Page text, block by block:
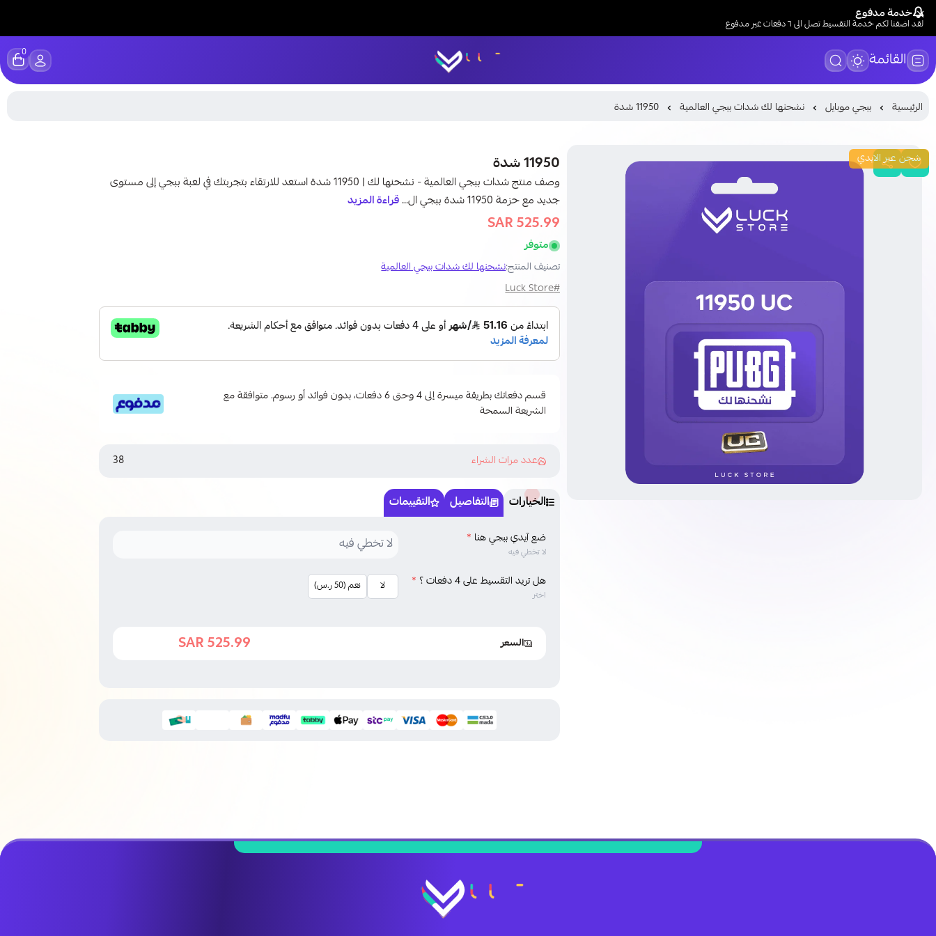
خدمة مدفوع
لقد اضفنا لكم خدمة التقسيط تصل الى ٦ دفعات عبر مدفوع
القائمة LUCK STORE
0
الرئيسية ببجي موبايل نشحنها لك شدات ببجي العالمية 11950 شدة
شحن عبر الايدي 11950 شدة
وصف منتج شدات ببجي العالمية - نشحنها لك | 11950 شدة استعد للارتقاء بتجربتك في لعبة ببجي إلى مستوى
جديد مع حزمة 11950 شدة ببجي ال...
قراءة المزيد
525.99 SAR
متوفر
تصنيف المنتج:نشحنها لك شدات ببجي العالمية
#Luck Store
قسم دفعاتك بطريقة ميسرة إلى 4 وحتى 6 دفعات، بدون فوائد أو رسوم. متوافقة مع
الشريعة السمحة
عدد مرات الشراء 38
الخيارات التفاصيل التقييمات
ضع آيدي ببجي هنا *
لا تخطي فيه
هل تريد التقسيط على 4 دفعات ؟ *
اختر
لا نعم (50 ر.س)
السعر 525.99 SAR